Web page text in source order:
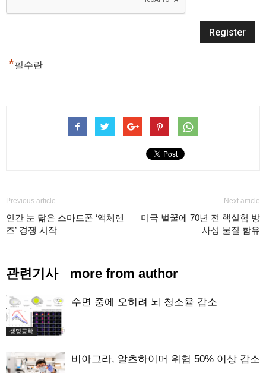
*필수란
Previous article
인간 눈 닮은 스마트폰 ‘액체렌
즈’ 경쟁 시작
Next article
미국 벌꿀에 70년 전 핵실험 방
사성 물질 함유
관련기사 more from author
생명공학
수면 중에 오히려 뇌 청소율 감소
비아그라, 알츠하이머 위험 50% 이상 감소